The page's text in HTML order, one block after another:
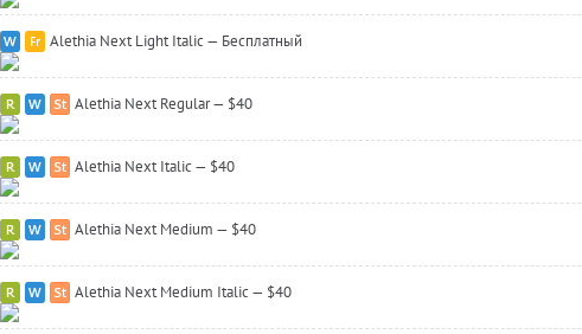
Alethia Next Light Italic — Бесплатный
Alethia Next Regular — $40
Alethia Next Italic — $40
Alethia Next Medium — $40
Alethia Next Medium Italic — $40